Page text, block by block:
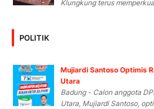
Klungkung terus
POLITIK
Mujiardi Santoso Optimis
Utara
Badung - Calon anggota
Utara, Mujiardi Santoso,